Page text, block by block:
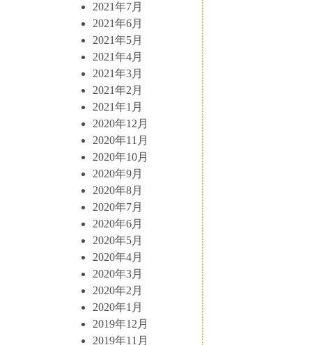
2021年7月
2021年6月
2021年5月
2021年4月
2021年3月
2021年2月
2021年1月
2020年12月
2020年11月
2020年10月
2020年9月
2020年8月
2020年7月
2020年6月
2020年5月
2020年4月
2020年3月
2020年2月
2020年1月
2019年12月
2019年11月